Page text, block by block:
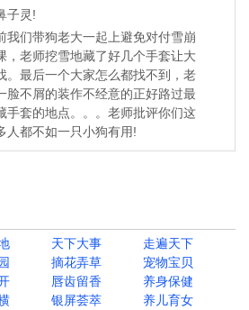
子灵!
我们带狗老大一起上避免对付雪崩
，老师挖雪地藏了好几个手套让大
。最后一个大家怎么都找不到，老
脸不屑的装作不经意的正好路过最
手套的地点。。。老师批评你们这
人都不如一只小狗有用!
天下大事
走遍天下
摘花弄草
宠物宝贝
唇齿留香
养身保健
银屏荟萃
养儿育女